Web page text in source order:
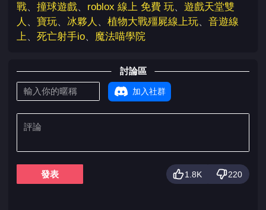
戰、 撞球遊戲、 roblox 線上 免費 玩、 遊戲天堂雙
人 、 寶玩、 冰夥人 、 植物大戰殭屍線上玩、 音遊線
上、 死亡射手io、 魔法喵學院
討論區
加入社群
發表 1.8K 220